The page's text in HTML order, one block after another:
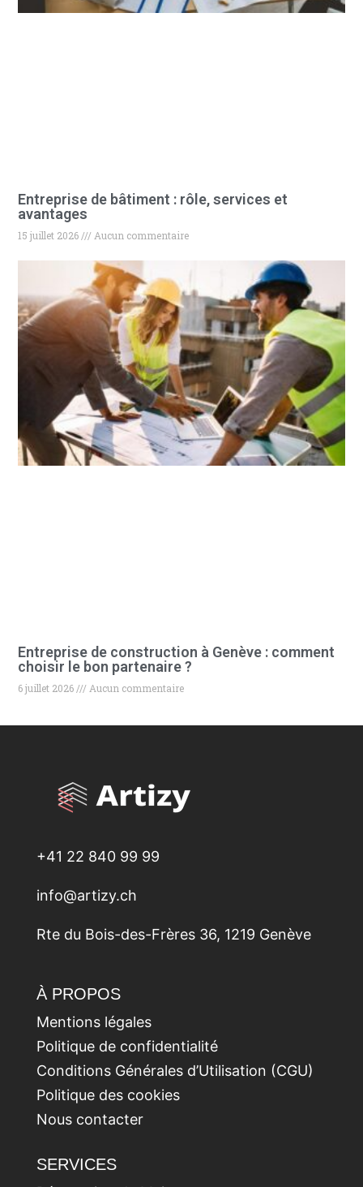
Entreprise de bâtiment : rôle, services et
avantages
15 juillet 2026 Aucun commentaire
Entreprise de construction à Genève : comment
choisir le bon partenaire ?
6 juillet 2026 Aucun commentaire
+41 22 840 99 99
info@artizy.ch
Rte du Bois-des-Frères 36, 1219 Genève
À PROPOS
Mentions légales
Politique de confidentialité
Conditions Générales d’Utilisation (CGU)
Politique des cookies
Nous contacter
SERVICES